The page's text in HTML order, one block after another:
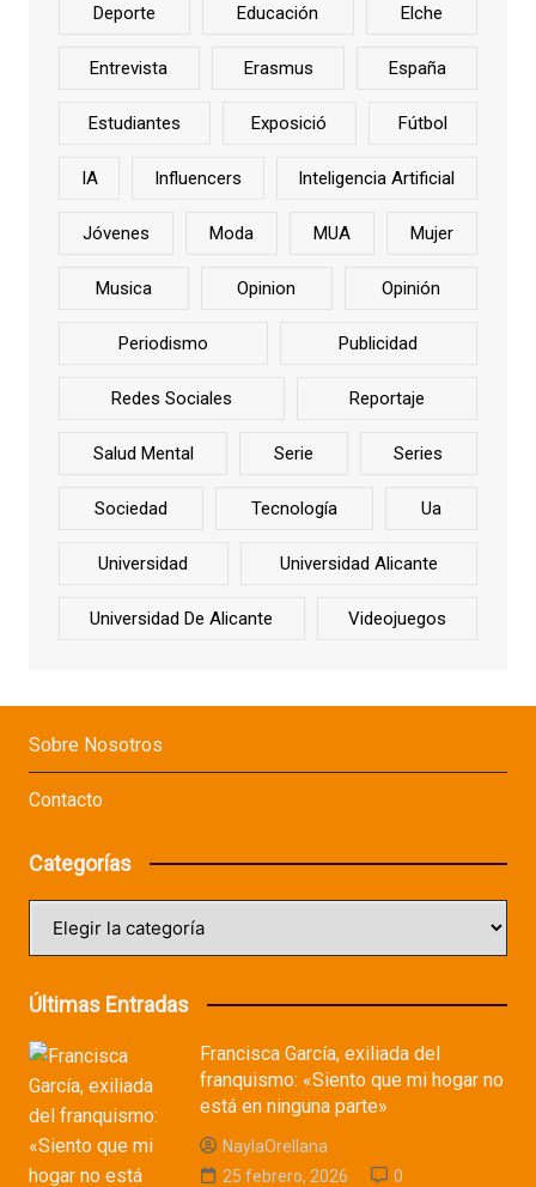
Deporte Educación Elche
Entrevista Erasmus España
Estudiantes Exposició Fútbol
IA Influencers Inteligencia Artificial
Jóvenes Moda MUA Mujer
Musica Opinion Opinión
Periodismo Publicidad
Redes Sociales Reportaje
Salud Mental Serie Series
Sociedad Tecnología Ua
Universidad Universidad Alicante
Universidad De Alicante Videojuegos
Sobre Nosotros
Contacto
Categorías
Últimas Entradas
Francisca García, exiliada del
franquismo: «Siento que mi hogar no
está en ninguna parte»
NaylaOrellana
25 febrero, 2026
0